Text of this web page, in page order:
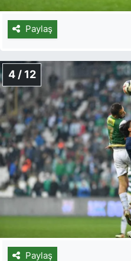
Paylaş
4 / 12
Paylaş